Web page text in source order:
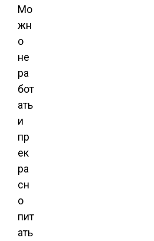
Мо
жн
о
не
ра
бот
ать
и
пр
ек
ра
сн
о
пит
ать